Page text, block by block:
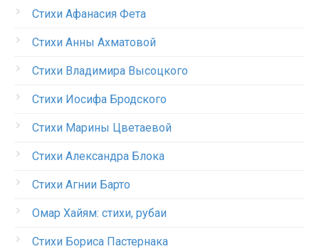
Стихи Афанасия Фета
Стихи Анны Ахматовой
Стихи Владимира Высоцкого
Стихи Иосифа Бродского
Стихи Марины Цветаевой
Стихи Александра Блока
Стихи Агнии Барто
Омар Хайям: стихи, рубаи
Стихи Бориса Пастернака